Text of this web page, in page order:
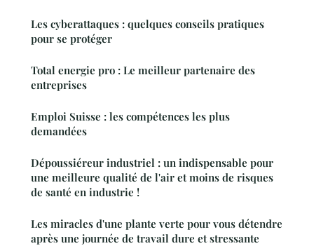
Les cyberattaques : quelques conseils pratiques
pour se protéger
Total energie pro : Le meilleur partenaire des
entreprises
Emploi Suisse : les compétences les plus
demandées
Dépoussiéreur industriel : un indispensable pour
une meilleure qualité de l'air et moins de risques
de santé en industrie !
Les miracles d'une plante verte pour vous détendre
après une journée de travail dure et stressante